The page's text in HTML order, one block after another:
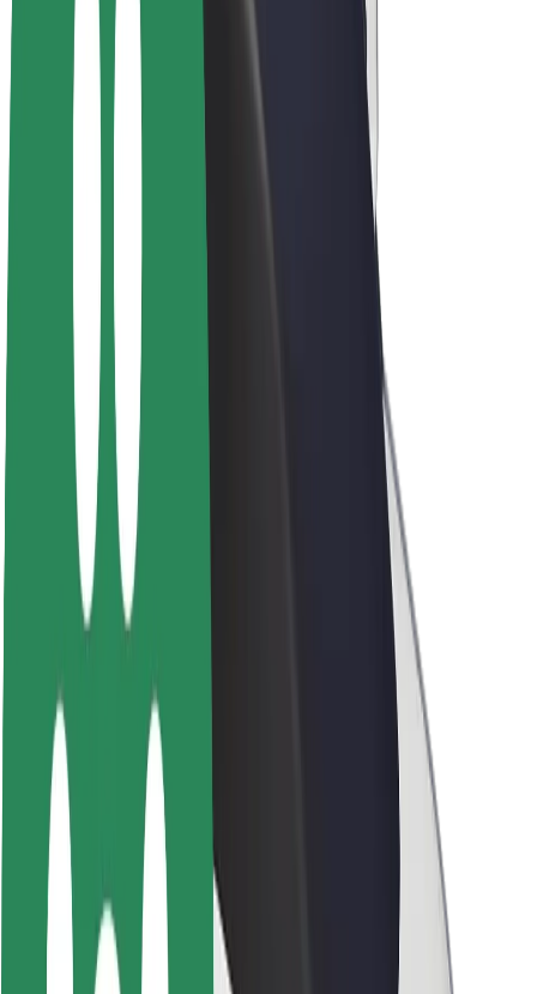
Vodiči
Zárobky partnerských vodičov
Spoločnosť
O spoločnosti Bolt
Udržateľnosť v spoločnosti Bolt
Projekt Zero
Blog
Novinky
Smernice pre značku
Vzťahy s investormi
Vedenie spoločnosti
Značka
Médiá
Mestský fond
Bezpečnosť
Bezpečnosť cestujúcich